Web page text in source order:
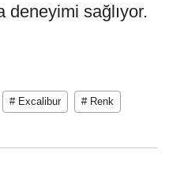
deneyimi sağlıyor.
# Excalibur # Renk